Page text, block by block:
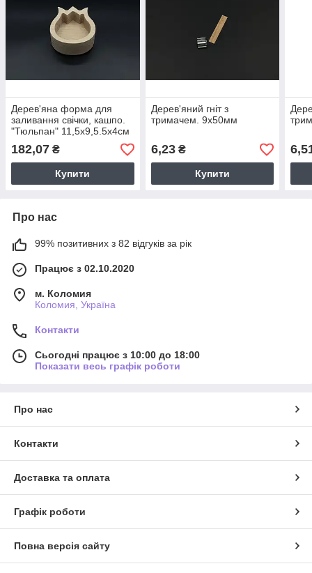
Дерев'яна форма для
заливання свічки, кашпо.
"Тюльпан" 11,5х9,5.5x4см
(9х7,5х2,7см)
182,07 ₴
Купити
Дерев'яний гніт з
тримачем. 9х50мм
6,23₴
Купити
Про нас
99% позитивних з 82 відгуків за рік
Працює з 02.10.2020
м. Коломия
Коломия, Україна
Контакти
Сьогодні працює з 10:00 до 18:00
Показати весь графік роботи
Про нас
Контакти
Доставка та оплата
Графік роботи
Повна версія сайту